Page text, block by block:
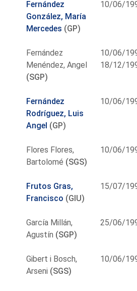
Fernández
González, María
Mercedes (GP)
10/06/
Fernández
Menéndez, Angel
(SGP)
10/06/
18/12/
Fernández
Rodríguez, Luis
Angel (GP)
10/06/
Flores Flores,
Bartolomé (SGS)
10/06/
Frutos Gras,
Francisco (GIU)
15/07/
García Millán,
Agustín (SGP)
25/06/
Gibert i Bosch,
Arseni (SGS)
10/06/